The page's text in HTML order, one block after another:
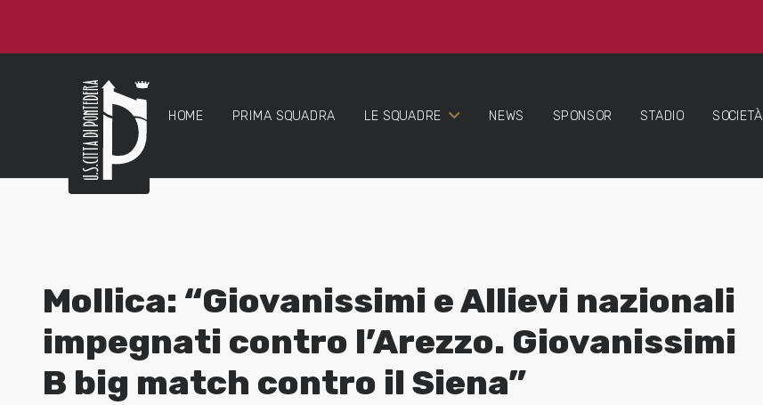
HOME PRIMA SQUADRA LE SQUADRE NEWS SPONSOR STADIO SOCIETÀ
Mollica: “Giovanissimi e Allievi nazionali
impegnati contro l’Arezzo. Giovanissimi
B big match contro il Siena”